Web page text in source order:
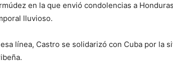
en la que envió condolencias a
lluvioso.
esa línea, Castro se solidarizó con Cuba por la